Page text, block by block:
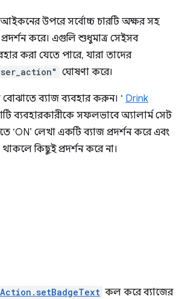
আইকনের উপরে সর্বোচ্চ চারটি অক্ষর সহ
করে। এগুলি শুধুমাত্র সেইসব
করা যেতে পারে, যারা তাদের
ঘোষণা করে।
বোঝাতে ব্যাজ ব্যবহার করুন। ‘ Drink
ব্যবহারকারীকে সফলভাবে অ্যালার্ম সেট
‘ON’ লেখা একটি ব্যাজ প্রদর্শন করে এবং
থাকলে কিছুই প্রদর্শন করে না।
কল করে ব্যাজের